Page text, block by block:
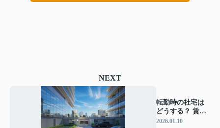
NEXT
転勤時の社宅は
どうする？ 賃貸
法人契約のポイ
2026.01.10